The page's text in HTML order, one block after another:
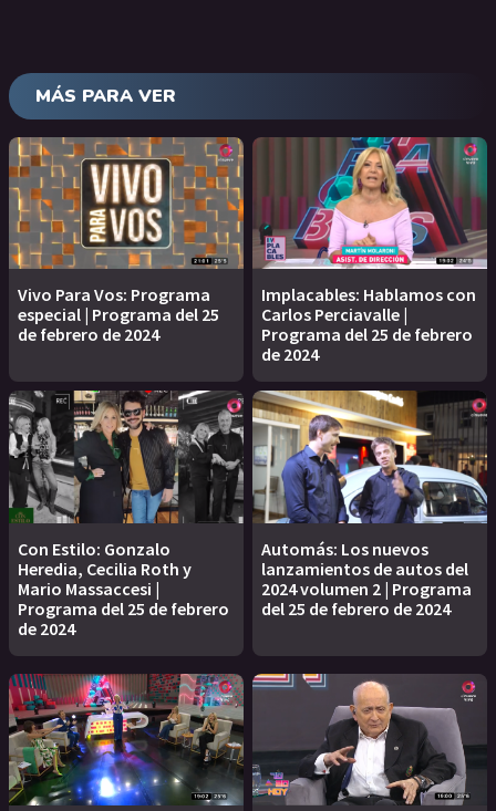
MÁS PARA VER
Vivo Para Vos: Programa
especial | Programa del 25
de febrero de 2024
Implacables: Hablamos con
Carlos Perciavalle |
Programa del 25 de febrero
de 2024
Con Estilo: Gonzalo
Heredia, Cecilia Roth y
Mario Massaccesi |
Programa del 25 de febrero
de 2024
Automás: Los nuevos
lanzamientos de autos del
2024 volumen 2 | Programa
del 25 de febrero de 2024